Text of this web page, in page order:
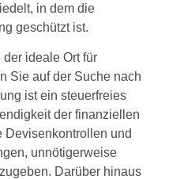
in dem die
geschützt ist.
ideale Ort für
Sie auf der Suche nach
ist ein steuerfreies
der finanziellen
Devisenkontrollen und
unnötigerweise
Darüber hinaus